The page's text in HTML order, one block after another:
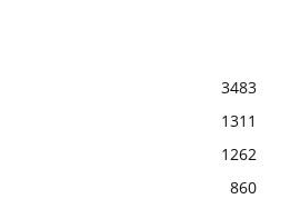
3483
1311
1262
860